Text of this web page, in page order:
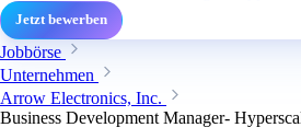
Jetzt bewerben
Jobbörse
Unternehmen
Arrow Electronics, Inc.
Business Development Manager-